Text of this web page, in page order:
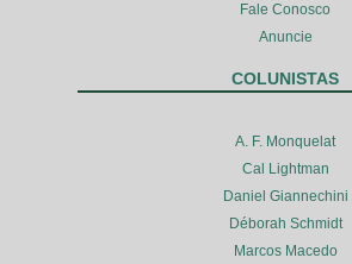
Fale Conosco
Anuncie
COLUNISTAS
A. F. Monquelat
Cal Lightman
Daniel Giannechini
Déborah Schmidt
Marcos Macedo